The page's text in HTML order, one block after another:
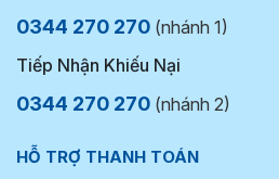
0344 270 270 (nhánh 1)
Tiếp Nhận Khiếu Nại
0344 270 270 (nhánh 2)
HỖ TRỢ THANH TOÁN